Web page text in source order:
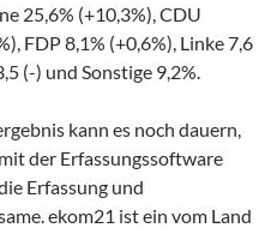
25,6% (+10,3%), CDU
FDP 8,1% (+0,6%), Linke 7,6
(-) und Sonstige 9,2%.
kann es noch dauern,
der Erfassungssoftware
Erfassung und
ekom21 ist ein vom Land